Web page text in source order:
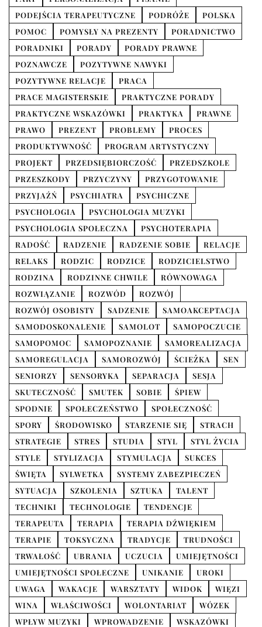
PODEJŚCIA TERAPEUTYCZNE
PODRÓŻE
POLSKA
POMOC
POMYSŁY NA PREZENTY
PORADNICTWO
PORADNIKI
PORADY
PORADY PRAWNE
POZNAWCZE
POZYTYWNE NAWYKI
POZYTYWNE RELACJE
PRACA
PRACE MAGISTERSKIE
PRAKTYCZNE PORADY
PRAKTYCZNE WSKAZÓWKI
PRAKTYKA
PRAWNE
PRAWO
PREZENT PROBLEMY
PROCES
PRODUKTYWNOŚĆ
PROGRAM ARTYSTYCZNY
PROJEKT
PRZEDSIĘBIORCZOŚĆ
PRZEDSZKOLE
PRZESZKODY
PRZYCZYNY
PRZYGOTOWANIE
PRZYJAŹŃ
PSYCHIATRA
PSYCHICZNE
PSYCHOLOGIA
PSYCHOLOGIA MUZYKI
PSYCHOLOGIA SPOŁECZNA
PSYCHOTERAPIA
RADOŚĆ
RADZENIE RADZENIE SOBIE
RELACJE
RELAKS
RODZIC RODZICE
RODZICIELSTWO
RODZINA
RODZINNE CHWILE
RÓWNOWAGA
ROZWIĄZANIE
ROZWÓD
ROZWÓJ
ROZWÓJ OSOBISTY
SADZENIE
SAMOAKCEPTACJA
SAMODOSKONALENIE
SAMOLOT
SAMOPOCZUCIE
SAMOPOMOC
SAMOPOZNANIE
SAMOREALIZACJA
SAMOREGULACJA
SAMOROZWÓJ ŚCIEŻKA
SEN
SENIORZY
SENSORYKA SEPARACJA
SESJA
SKUTECZNOŚĆ
SMUTEK SOBIE
ŚPIEW
SPODNIE
SPOŁECZEŃSTWO
SPOŁECZNOŚĆ
SPORY
ŚRODOWISKO STARZENIE SIĘ
STRACH
STRATEGIE
STRES STUDIA STYL
STYL ŻYCIA
STYLE
STYLIZACJA STYMULACJA
SUKCES
ŚWIĘTA
SYLWETKA
SYSTEMY ZABEZPIECZEŃ
SYTUACJA
SZKOLENIA SZTUKA
TALENT
TECHNIKI
TECHNOLOGIE
TENDENCJE
TERAPEUTA
TERAPIA
TERAPIA DŹWIĘKIEM
TERAPIE
TOKSYCZNA TRADYCJE
TRUDNOŚCI
TRWAŁOŚĆ
UBRANIA UCZUCIA
UMIEJĘTNOŚCI
UMIEJĘTNOŚCI SPOŁECZNE
UNIKANIE
UROKI
UWAGA
WAKACJE WARSZTATY WIDOK
WIĘZI
WINA
WŁAŚCIWOŚCI WOLONTARIAT
WÓZEK
WPŁYW MUZYKI
WPROWADZENIE
WSKAZÓWKI